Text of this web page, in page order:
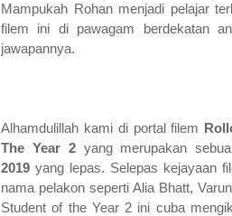
Mampukah Rohan menjadi pelajar
filem ini di pawagam berdekatan
jawapannya.
Alhamdulillah kami di portal filem
The Year 2 yang merupakan
2019 yang lepas. Selepas kejayaan
nama pelakon seperti Alia Bhatt,
Student of the Year 2 ini cuba